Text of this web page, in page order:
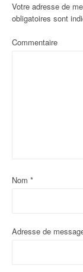
Votre adresse de
obligatoires sont
Commentaire
Nom *
Adresse de